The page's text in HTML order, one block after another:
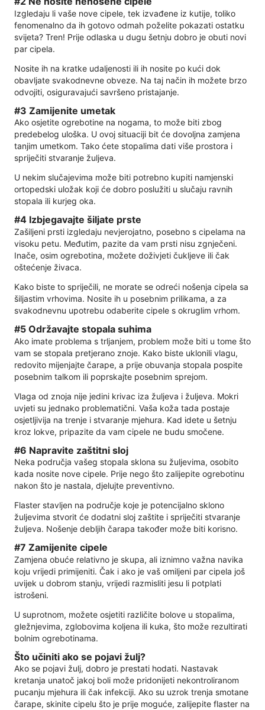
Izgledaju li vaše nove cipele, tek izvađene iz kutije, toliko
fenomenalno da ih gotovo odmah poželite pokazati ostatku
svijeta? Tren! Prije odlaska u dugu šetnju dobro je obuti novi
par cipela.
Nosite ih na kratke udaljenosti ili ih nosite po kući dok
obavljate svakodnevne obveze. Na taj način ih možete brzo
odvojiti, osiguravajući savršeno pristajanje.
#3 Zamijenite umetak
Ako osjetite ogrebotine na nogama, to može biti zbog
predebelog uloška. U ovoj situaciji bit će dovoljna zamjena
tanjim umetkom. Tako ćete stopalima dati više prostora i
spriječiti stvaranje žuljeva.
U nekim slučajevima može biti potrebno kupiti namjenski
ortopedski uložak koji će dobro poslužiti u slučaju ravnih
stopala ili kurjeg oka.
#4 Izbjegavajte šiljate prste
Zašiljeni prsti izgledaju nevjerojatno, posebno s cipelama na
visoku petu. Međutim, pazite da vam prsti nisu zgnječeni.
Inače, osim ogrebotina, možete doživjeti čukljeve ili čak
oštećenje živaca.
Kako biste to spriječili, ne morate se odreći nošenja cipela sa
šiljastim vrhovima. Nosite ih u posebnim prilikama, a za
svakodnevnu upotrebu odaberite cipele s okruglim vrhom.
#5 Održavajte stopala suhima
Ako imate problema s trljanjem, problem može biti u tome što
vam se stopala pretjerano znoje. Kako biste uklonili vlagu,
redovito mijenjajte čarape, a prije obuvanja stopala pospite
posebnim talkom ili poprskajte posebnim sprejom.
Vlaga od znoja nije jedini krivac iza žuljeva i žuljeva. Mokri
uvjeti su jednako problematični. Vaša koža tada postaje
osjetljivija na trenje i stvaranje mjehura. Kad idete u šetnju
kroz lokve, pripazite da vam cipele ne budu smočene.
#6 Napravite zaštitni sloj
Neka područja vašeg stopala sklona su žuljevima, osobito
kada nosite nove cipele. Prije nego što zalijepite ogrebotinu
nakon što je nastala, djelujte preventivno.
Flaster stavljen na područje koje je potencijalno sklono
žuljevima stvorit će dodatni sloj zaštite i spriječiti stvaranje
žuljeva. Nošenje debljih čarapa također može biti korisno.
#7 Zamijenite cipele
Zamjena obuće relativno je skupa, ali iznimno važna navika
koju vrijedi primijeniti. Čak i ako je vaš omiljeni par cipela još
uvijek u dobrom stanju, vrijedi razmisliti jesu li potplati
istrošeni.
U suprotnom, možete osjetiti različite bolove u stopalima,
gležnjevima, zglobovima koljena ili kuka, što može rezultirati
bolnim ogrebotinama.
Što učiniti ako se pojavi žulj?
Ako se pojavi žulj, dobro je prestati hodati. Nastavak
kretanja unatoč jakoj boli može pridonijeti nekontroliranom
pucanju mjehura ili čak infekciji. Ako su uzrok trenja smotane
čarape, skinite cipelu što je prije moguće, zalijepite flaster na